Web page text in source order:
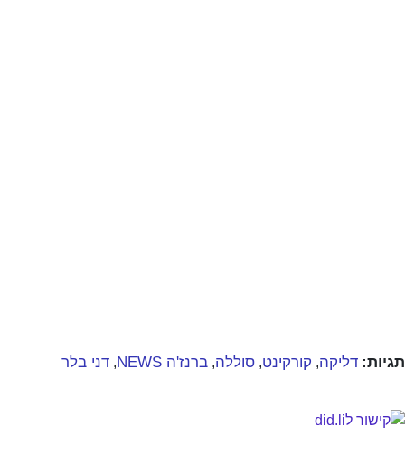
תגיות: דליקה, קורקינט, סוללה, ברנז'ה NEWS , דני בלר